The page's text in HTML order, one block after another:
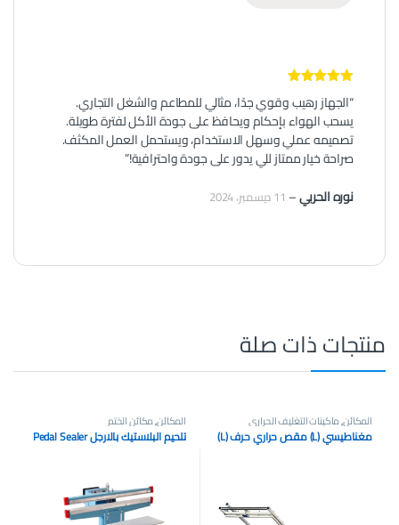
من 5
“الجهاز رهيب وقوي جدًا، مثالي للمطاعم والشغل التجاري.
يسحب الهواء بإحكام ويحافظ على جودة الأكل لفترة طويلة.
تصميمه عملي وسهل الاستخدام، ويستحمل العمل المكثف.
صراحة خيار ممتاز للي يدور على جودة واحترافية!”
نوره الحربي– 11 ديسمبر، 2024
منتجات ذات صلة
المكائن,ماكينات التغليف الحراري
مغناطيسي (L) مقص حراري حرف (L)
المكائن,مكائن الختم
تلحيم البلاستيك بالارجل Pedal Sealer